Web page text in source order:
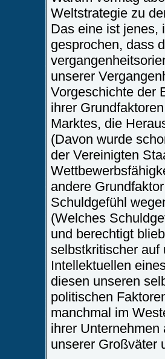
Weltstrategie zu
Das eine ist jenes,
gesprochen, dass
unserer
Vorgeschichte der
ihrer
Marktes, die
(Davon wurde
der Vereinigten
andere
Schuldgefühl
(Welches
und berechtigt
selbstkritischer auf
Intellektuellen
diesen unseren
politischen
manchmal im
ihrer
unserer Großväter